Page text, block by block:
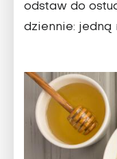
odstaw do
dziennie: jedną